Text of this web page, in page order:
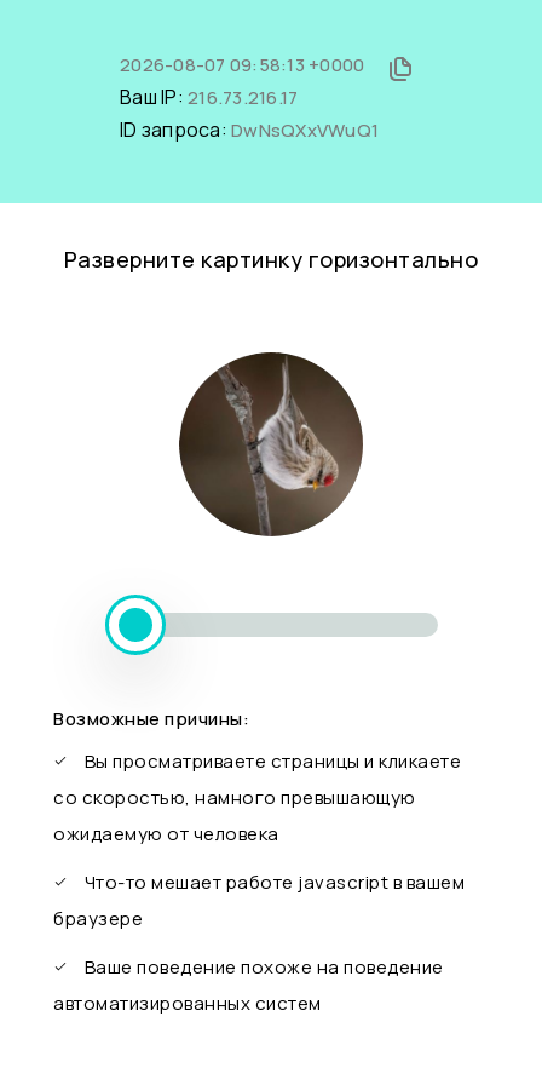
2026-08-07 09:58:13 +0000
Ваш IP: 216.73.216.17
ID запроса: DwNsQXxVWuQ1
Разверните картинку горизонтально
Возможные причины:
Вы просматриваете страницы и кликаете
со скоростью, намного превышающую
ожидаемую от человека
Что-то мешает работе javascript в вашем
браузере
Ваше поведение похоже на поведение
автоматизированных систем